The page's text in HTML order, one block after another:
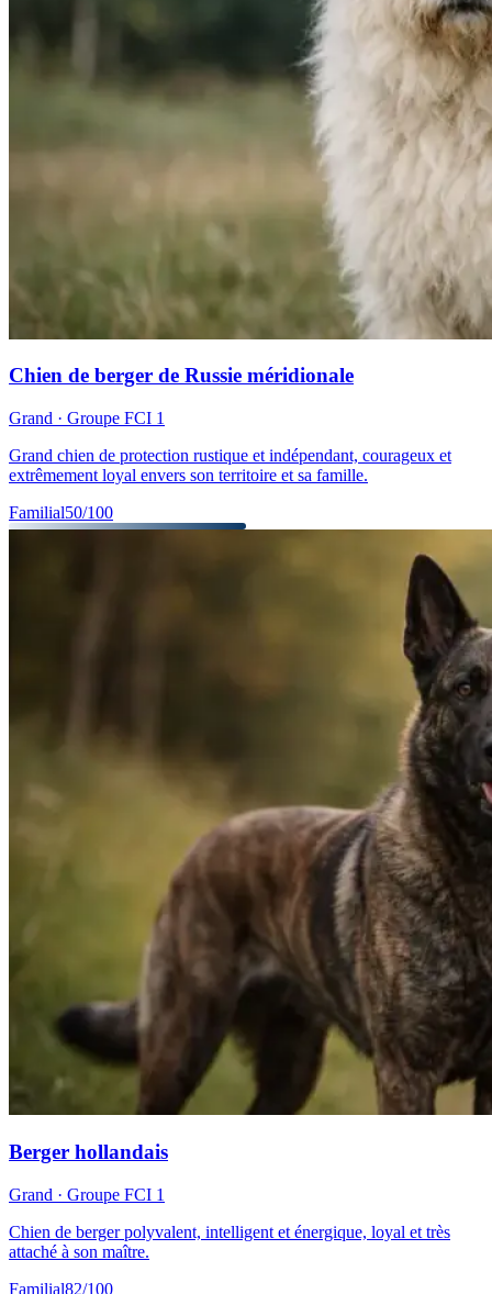
Chien de berger de Russie méridionale
Grand · Groupe FCI 1
Grand chien de protection rustique et indépendant, courageux et
extrêmement loyal envers son territoire et sa famille.
Familial50/100
Berger hollandais
Grand · Groupe FCI 1
Chien de berger polyvalent, intelligent et énergique, loyal et très
attaché à son maître.
Familial82/100